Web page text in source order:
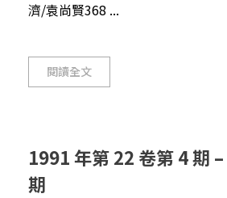
濟/袁尚賢368 ...
閱讀全文
1991 年第 22 卷第 4 期
期